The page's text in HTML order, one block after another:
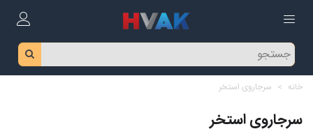
خانه > سرجاروی استخر
سرجاروی استخر